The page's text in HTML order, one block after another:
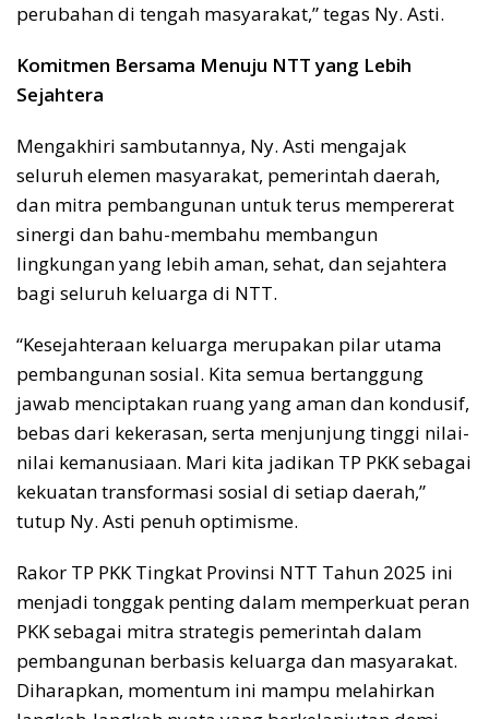
perubahan di tengah masyarakat,” tegas Ny. Asti.
Komitmen Bersama Menuju NTT yang Lebih
Sejahtera
Mengakhiri sambutannya, Ny. Asti mengajak
seluruh elemen masyarakat, pemerintah daerah,
dan mitra pembangunan untuk terus mempererat
sinergi dan bahu-membahu membangun
lingkungan yang lebih aman, sehat, dan sejahtera
bagi seluruh keluarga di NTT.
“Kesejahteraan keluarga merupakan pilar utama
pembangunan sosial. Kita semua bertanggung
jawab menciptakan ruang yang aman dan kondusif,
bebas dari kekerasan, serta menjunjung tinggi nilai-
nilai kemanusiaan. Mari kita jadikan TP PKK sebagai
kekuatan transformasi sosial di setiap daerah,”
tutup Ny. Asti penuh optimisme.
Rakor TP PKK Tingkat Provinsi NTT Tahun 2025 ini
menjadi tonggak penting dalam memperkuat peran
PKK sebagai mitra strategis pemerintah dalam
pembangunan berbasis keluarga dan masyarakat.
Diharapkan, momentum ini mampu melahirkan